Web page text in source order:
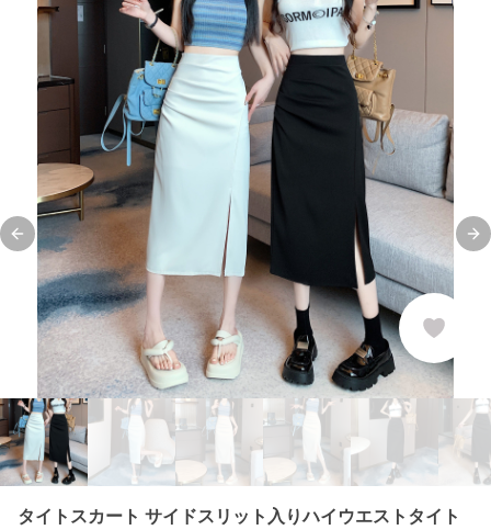
Previous slide
タイトスカート サイドスリット入りハイウエストタイト